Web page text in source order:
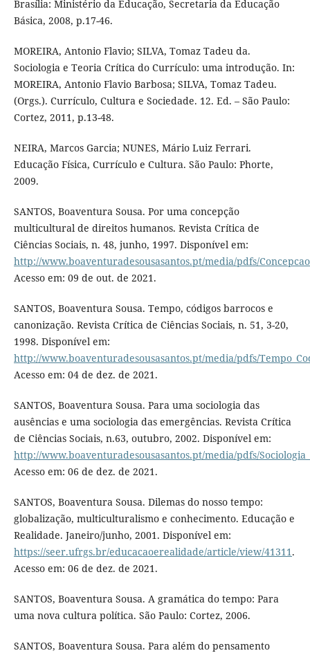
Brasília: Ministério da Educação, Secretaria da Educação
Básica, 2008, p.17-46.
MOREIRA, Antonio Flavio; SILVA, Tomaz Tadeu da.
Sociologia e Teoria Crítica do Currículo: uma introdução. In:
MOREIRA, Antonio Flavio Barbosa; SILVA, Tomaz Tadeu.
(Orgs.). Currículo, Cultura e Sociedade. 12. Ed. – São Paulo:
Cortez, 2011, p.13-48.
NEIRA, Marcos Garcia; NUNES, Mário Luiz Ferrari.
Educação Física, Currículo e Cultura. São Paulo: Phorte,
2009.
SANTOS, Boaventura Sousa. Por uma concepção
multicultural de direitos humanos. Revista Crítica de
Ciências Sociais, n. 48, junho, 1997. Disponível em:
http://www.boaventuradesousasantos.pt/media/pdfs/
Acesso em: 09 de out. de 2021.
SANTOS, Boaventura Sousa. Tempo, códigos barrocos e
canonização. Revista Crítica de Ciências Sociais, n. 51, 3-20,
1998. Disponível em:
http://www.boaventuradesousasantos.pt/media/pdfs/
Acesso em: 04 de dez. de 2021.
SANTOS, Boaventura Sousa. Para uma sociologia das
ausências e uma sociologia das emergências. Revista Crítica
de Ciências Sociais, n.63, outubro, 2002. Disponível em:
http://www.boaventuradesousasantos.pt/media/pdfs/
Acesso em: 06 de dez. de 2021.
SANTOS, Boaventura Sousa. Dilemas do nosso tempo:
globalização, multiculturalismo e conhecimento. Educação e
Realidade. Janeiro/junho, 2001. Disponível em:
https://seer.ufrgs.br/educacaoerealidade/article/view/41311.
Acesso em: 06 de dez. de 2021.
SANTOS, Boaventura Sousa. A gramática do tempo: Para
uma nova cultura política. São Paulo: Cortez, 2006.
SANTOS, Boaventura Sousa. Para além do pensamento